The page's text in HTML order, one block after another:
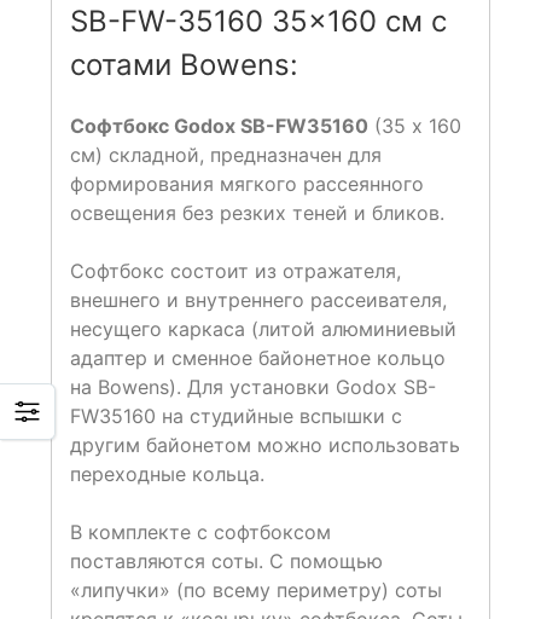
SB-FW-35160 35×160 см с
сотами Bowens:
Софтбокс Godox SB-FW35160 (35 х 160
см) складной, предназначен для
формирования мягкого рассеянного
освещения без резких теней и бликов.
Софтбокс состоит из отражателя,
внешнего и внутреннего рассеивателя,
несущего каркаса (литой алюминиевый
адаптер и сменное байонетное кольцо
на Bowens). Для установки Godox SB-
FW35160 на студийные вспышки с
другим байонетом можно использовать
переходные кольца.
В комплекте с софтбоксом
поставляются соты. С помощью
«липучки» (по всему периметру) соты